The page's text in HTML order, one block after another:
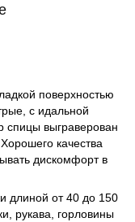
поверхностью
с идальной
спицы выграверован
качества
дискомфорт в
длиной от 40 до 150
рукава, горловины